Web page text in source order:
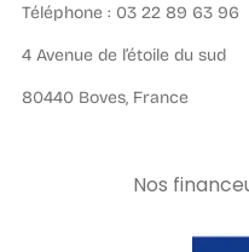
Téléphone : 03 22 89 63 96
4 Avenue de l’étoile du sud
80440 Boves, France
Nos